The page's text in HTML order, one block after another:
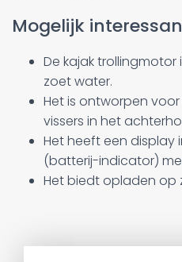
Mogelijk
De kajak
zoet water.
Het is ontworpen
vissers in het
Het heeft een
(batterij-indicator)
Het biedt opladen op